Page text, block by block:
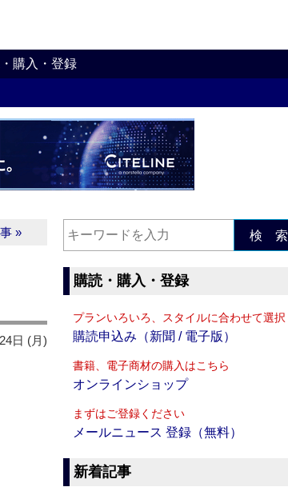
購入・登録
»
日 (月)
検 索
購読・購入・登録
プランいろいろ、スタイルに合わせて選択
購読申込み（新聞 / 電子版）
書籍、電子商材の購入はこちら
オンラインショップ
まずはご登録ください
メールニュース 登録（無料）
新着記事